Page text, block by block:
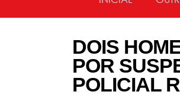
DOIS
POR
POLICIAL